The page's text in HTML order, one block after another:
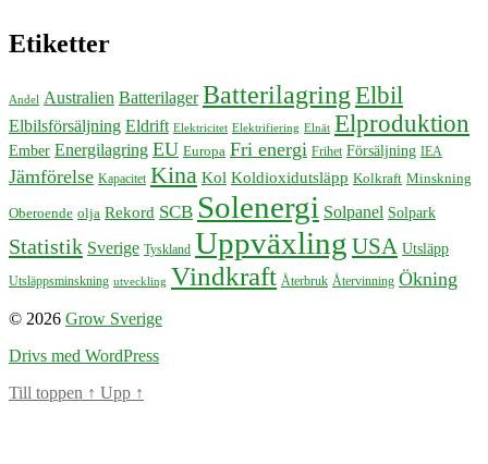
Etiketter
Andel Australien Batterilager BatterilagringElbil
Elbilsförsäljning Eldrift Elektricitet Elektrifiering Elnät Elproduktion
Ember Energilagring EU Europa Fri energi Frihet Försäljning IEA
Jämförelse Kapacitet Kina Kol Koldioxidutsläpp Kolkraft Minskning
Oberoende olja Rekord SCB Solenergi Solpanel Solpark
Statistik Sverige Tyskland Uppväxling USA Utsläpp
Utsläppsminskning utveckling Vindkraft Återbruk Återvinning Ökning
© 2026 Grow Sverige
Drivs med WordPress
Till toppen ↑ Upp ↑